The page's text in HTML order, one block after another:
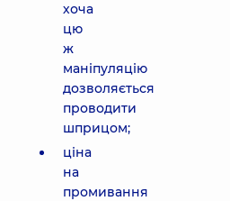
хоча
цю
ж
маніпуляцію
дозволяється
проводити
шприцом;
ціна
на
промивання